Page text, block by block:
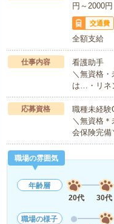
円～2000円
交通費
全額支給
仕事内容
看護助手
＼無資格
は…・リネ
応募資格
職種未経
＼無資格
会保険完
職場の雰囲気
年齢層
20代
30代
職場の様子